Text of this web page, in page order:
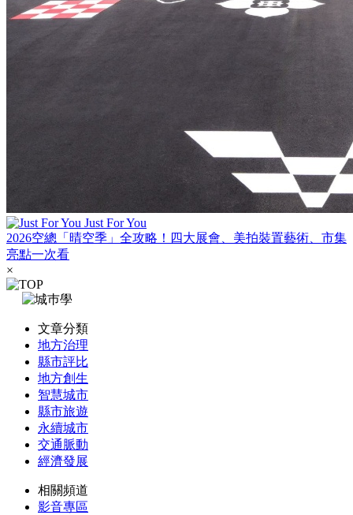
Just For You
2026空總「晴空季」全攻略！四大展會、美拍裝置藝術、市集
亮點一次看
×
文章分類
地方治理
縣市評比
地方創生
智慧城市
縣市旅遊
永續城市
交通脈動
經濟發展
相關頻道
影音專區